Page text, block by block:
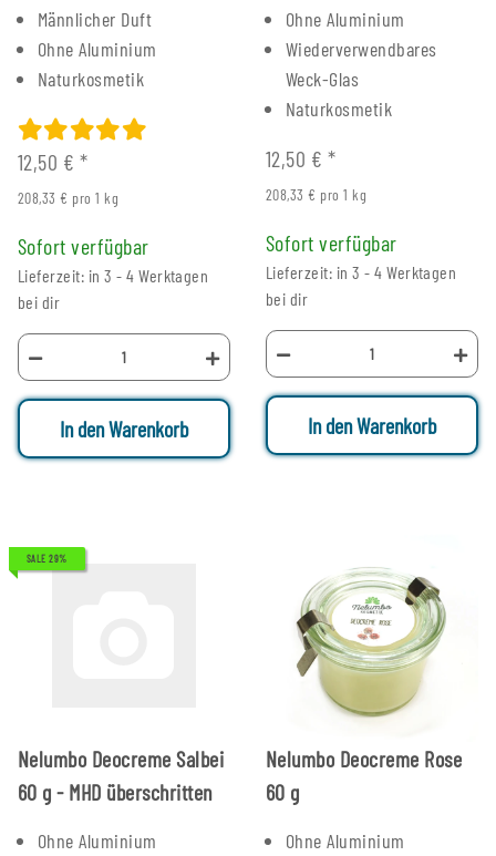
Männlicher Duft
Ohne Aluminium
Naturkosmetik
12,50 € *
208,33 € pro 1 kg
Sofort verfügbar
Lieferzeit: in 3 - 4 Werktagen
bei dir
In den Warenkorb
Ohne Aluminium
Wiederverwendbares
Weck-Glas
Naturkosmetik
12,50 € *
208,33 € pro 1 kg
Sofort verfügbar
Lieferzeit: in 3 - 4 Werktagen
bei dir
In den Warenkorb
SALE 29%
Nelumbo Deocreme Salbei
60 g - MHD überschritten
Ohne Aluminium
Nelumbo Deocreme Rose
60 g
Ohne Aluminium